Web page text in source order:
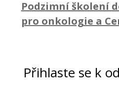
Podzimní školení
pro onkologie a
Přihlaste se k